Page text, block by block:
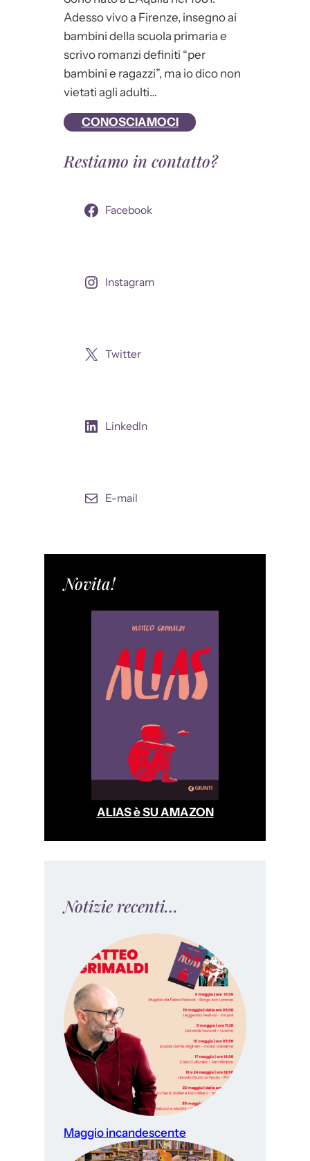
Adesso vivo a Firenze, insegno ai
bambini della scuola primaria e
scrivo romanzi definiti “per
bambini e ragazzi”, ma io dico non
vietati agli adulti…
CONOSCIAMOCI
Restiamo in contatto?
Facebook
Instagram
Twitter
LinkedIn
E-mail
Novita!
ALIAS è SU AMAZON
Notizie recenti…
Maggio incandescente